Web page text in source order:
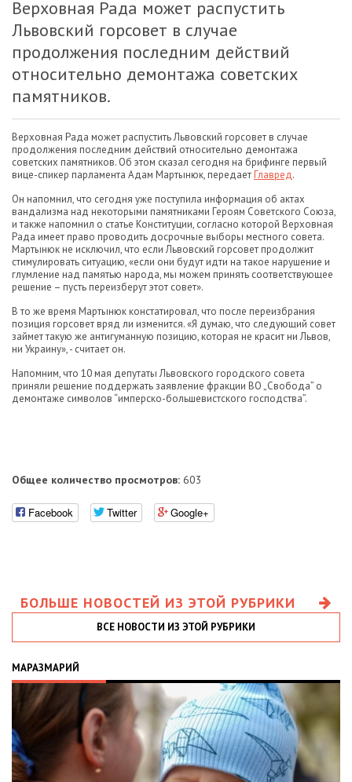
Верховная Рада может распустить
Львовский горсовет в случае
продолжения последним действий
относительно демонтажа советских
памятников.
Верховная Рада может распустить Львовский горсовет в случае
продолжения последним действий относительно демонтажа
советских памятников. Об этом сказал сегодня на брифинге первый
вице-спикер парламента Адам Мартынюк, передаетГлавред.
Он напомнил, что сегодня уже поступила информация об актах
вандализма над некоторыми памятниками Героям Советского Союза,
и также напомнил о статье Конституции, согласно которой Верховная
Рада имеет право проводить досрочные выборы местного совета.
Мартынюк не исключил, что если Львовский горсовет продолжит
стимулировать ситуацию, «если они будут идти на такое нарушение и
глумление над памятью народа, мы можем принять соответствующее
решение – пусть переизберут этот совет».
В то же время Мартынюк констатировал, что после переизбрания
позиция горсовет вряд ли изменится. «Я думаю, что следующий совет
займет такую же антигуманную позицию, которая не красит ни Львов,
ни Украину», - считает он.
Напомним, что 10 мая депутаты Львовского городского совета
приняли решение поддержать заявление фракции ВО „Свобода” о
демонтаже символов “имперско-большевистского господства”.
Общее количество просмотров: 603
Facebook Twitter Google+
БОЛЬШЕ НОВОСТЕЙ ИЗ ЭТОЙ РУБРИКИ
ВСЕ НОВОСТИ ИЗ ЭТОЙ РУБРИКИ
МАРАЗМАРИЙ